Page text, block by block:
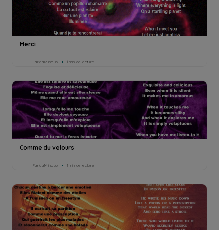
Merci
Farida Mihoub 1min de lecture
Comme du velours
Farida Mihoub 1min de lecture